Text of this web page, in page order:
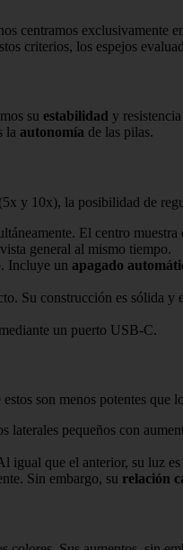
centramos
criterios, los espejos
su estabilidad y
la autonomía de las pilas.
y 10x), la posibilidad de
El centro
general al mismo tiempo.
Incluye un apagado
Su construcción es sólida
un puerto USB-C.
son menos potentes
pequeños con
igual que el anterior, su luz
Sin embargo, su relación